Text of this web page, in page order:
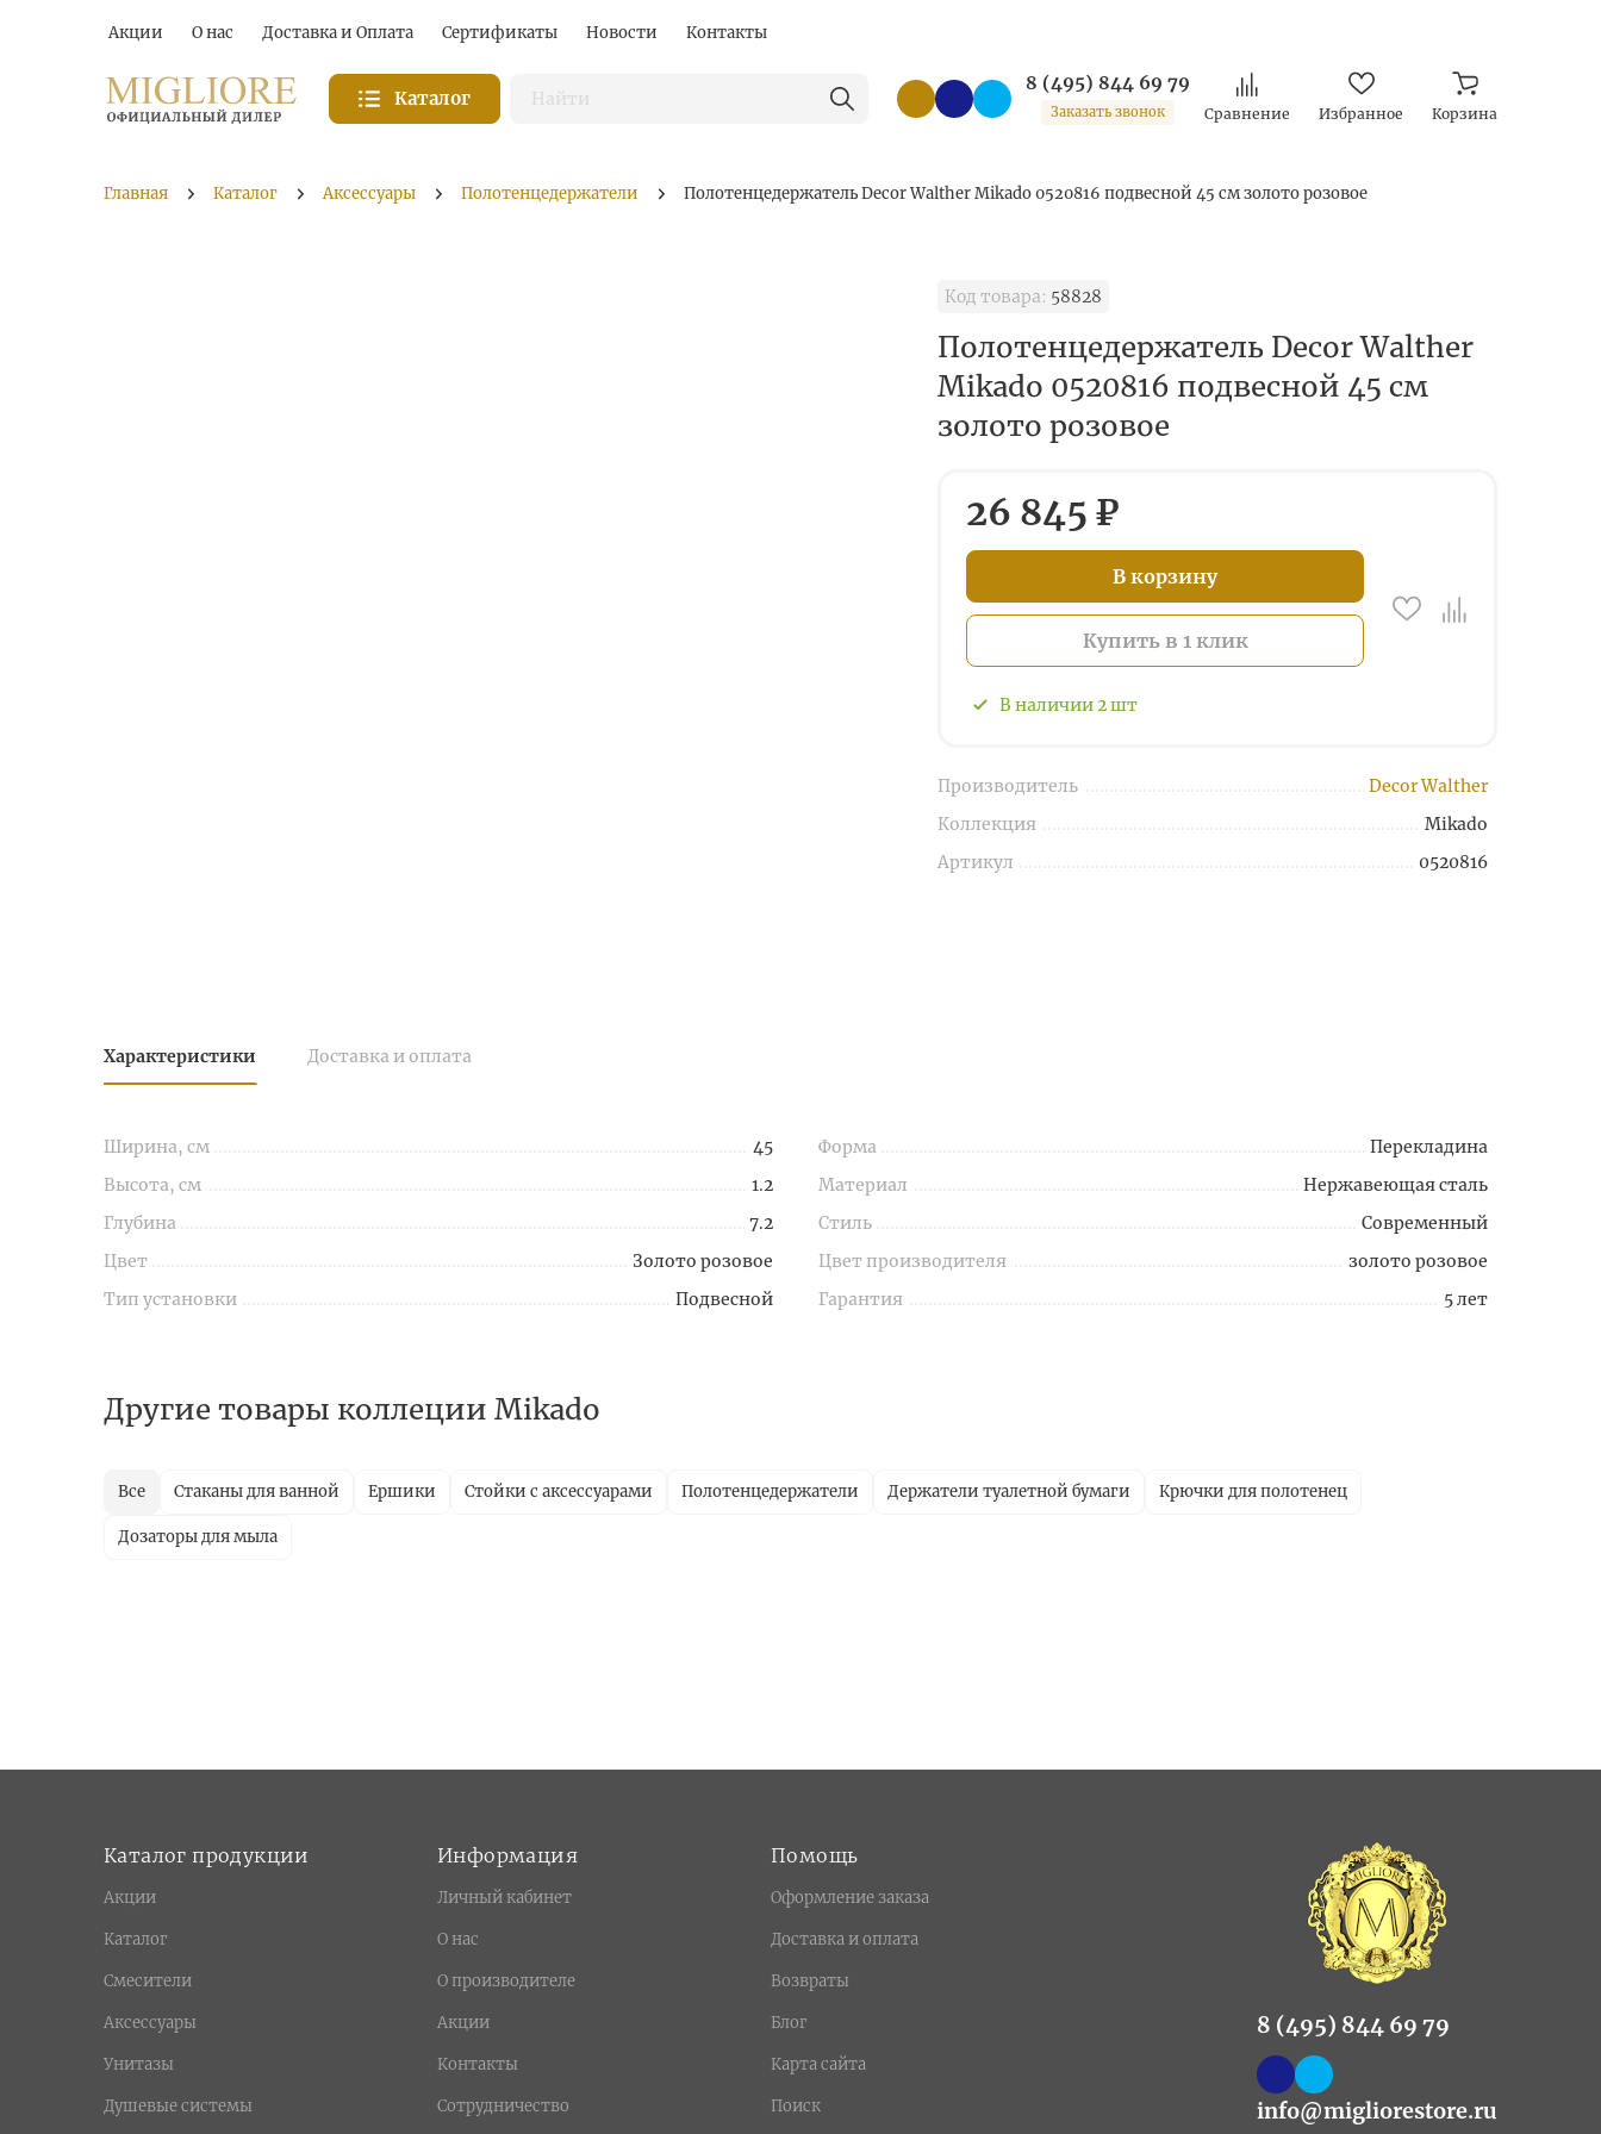
Акции О нас Доставка и Оплата Сертификаты Новости Контакты
Каталог
8 (495) 844 69 79
Заказать звонок Сравнение Избранное Корзина
Главная Каталог Аксессуары Полотенцедержатели Полотенцедержатель Decor Walther Mikado 0520816 подвесной 45 см золото розовое
Код товара: 58828
Полотенцедержатель Decor Walther
Mikado 0520816 подвесной 45 см
золото розовое
26 845 ₽
В корзину
Купить в 1 клик
В наличии2шт
Производитель
Decor Walther
Коллекция
Mikado
Артикул
0520816
Характеристики Доставка и оплата
Ширина, см
45
Высота, см
1.2
Глубина
7.2
Цвет
Золото розовое
Тип установки
Подвесной
Форма
Перекладина
Материал
Нержавеющая сталь
Стиль
Современный
Цвет производителя
золото розовое
Гарантия
5 лет
Другие товары коллеции Mikado
Все Стаканы для ванной Ершики Стойки с аксессуарами Полотенцедержатели Держатели туалетной бумаги Крючки для полотенец
Дозаторы для мыла
Каталог продукции
Акции
Каталог
Смесители
Аксессуары
Унитазы
Душевые системы
Информация
Личный кабинет
О нас
О производителе
Акции
Контакты
Сотрудничество
Помощь
Оформление заказа
Доставка и оплата
Возвраты
Блог
Карта сайта
Поиск
8 (495) 844 69 79
info@migliorestore.ru